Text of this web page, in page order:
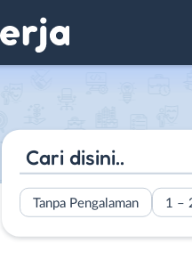
Tanpa Pengalaman 1 –